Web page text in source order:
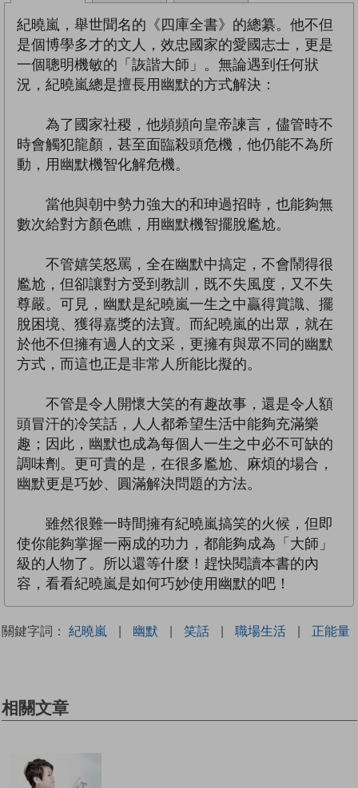
紀曉嵐，舉世聞名的《四庫全書》的總纂。他不但
是個博學多才的文人，效忠國家的愛國志士，更是
一個聰明機敏的「詼諧大師」。無論遇到任何狀
況，紀曉嵐總是擅長用幽默的方式解決：
為了國家社稷，他頻頻向皇帝諫言，儘管時不
時會觸犯龍顏，甚至面臨殺頭危機，他仍能不為所
動，用幽默機智化解危機。
當他與朝中勢力強大的和珅過招時，也能夠無
數次給對方顏色瞧，用幽默機智擺脫尷尬。
不管嬉笑怒罵，全在幽默中搞定，不會鬧得很
尷尬，但卻讓對方受到教訓，既不失風度，又不失
尊嚴。可見，幽默是紀曉嵐一生之中贏得賞識、擺
脫困境、獲得嘉獎的法寶。而紀曉嵐的出眾，就在
於他不但擁有過人的文采，更擁有與眾不同的幽默
方式，而這也正是非常人所能比擬的。
不管是令人開懷大笑的有趣故事，還是令人額
頭冒汗的冷笑話，人人都希望生活中能夠充滿樂
趣；因此，幽默也成為每個人一生之中必不可缺的
調味劑。更可貴的是，在很多尷尬、麻煩的場合，
幽默更是巧妙、圓滿解決問題的方法。
雖然很難一時間擁有紀曉嵐搞笑的火候，但即
使你能夠掌握一兩成的功力，都能夠成為「大師」
級的人物了。所以還等什麼！趕快閱讀本書的內
容，看看紀曉嵐是如何巧妙使用幽默的吧！
關鍵字詞： 紀曉嵐 | 幽默 | 笑話 | 職場生活 | 正能量
相關文章